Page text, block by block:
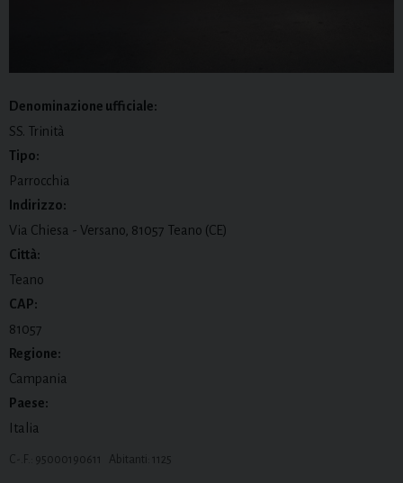
Denominazione ufficiale:
SS. Trinità
Tipo:
Parrocchia
Indirizzo:
Via Chiesa - Versano, 81057 Teano (CE)
Città:
Teano
CAP:
81057
Regione:
Campania
Paese:
Italia
C-.F.: 95000190611 Abitanti: 1125